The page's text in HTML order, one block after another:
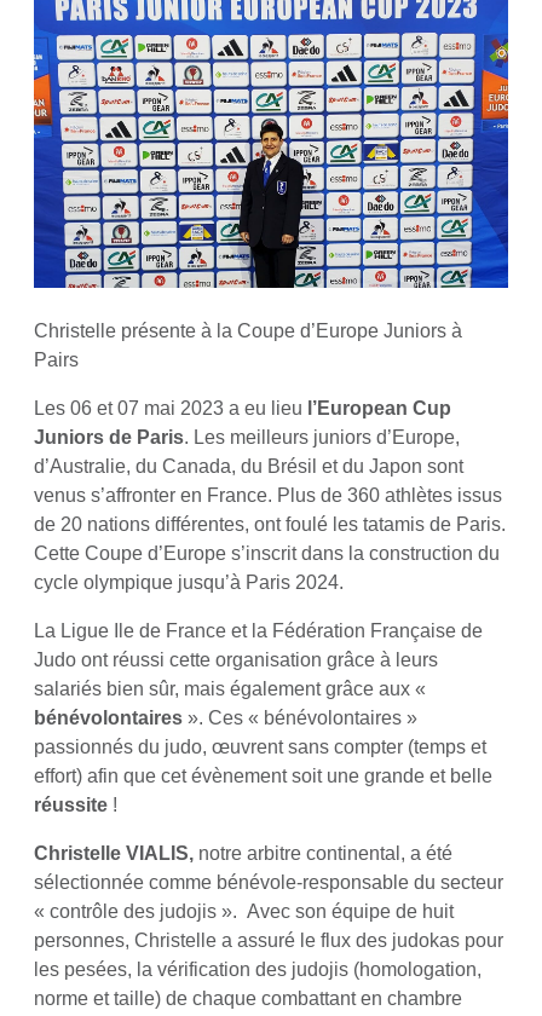
Christelle présente à la Coupe d’Europe Juniors à
Pairs
Les 06 et 07 mai 2023 a eu lieu l’European Cup
Juniors de Paris. Les meilleurs juniors d’Europe,
d’Australie, du Canada, du Brésil et du Japon sont
venus s’affronter en France. Plus de 360 athlètes issus
de 20 nations différentes, ont foulé les tatamis de Paris.
Cette Coupe d’Europe s’inscrit dans la construction du
cycle olympique jusqu’à Paris 2024.
La Ligue Ile de France et la Fédération Française de
Judo ont réussi cette organisation grâce à leurs
salariés bien sûr, mais également grâce aux «
bénévolontaires ». Ces « bénévolontaires »
passionnés du judo, œuvrent sans compter (temps et
effort) afin que cet évènement soit une grande et belle
réussite !
Christelle VIALIS, notre arbitre continental, a été
sélectionnée comme bénévole-responsable du secteur
« contrôle des judojis ». Avec son équipe de huit
personnes, Christelle a assuré le flux des judokas pour
les pesées, la vérification des judojis (homologation,
norme et taille) de chaque combattant en chambre